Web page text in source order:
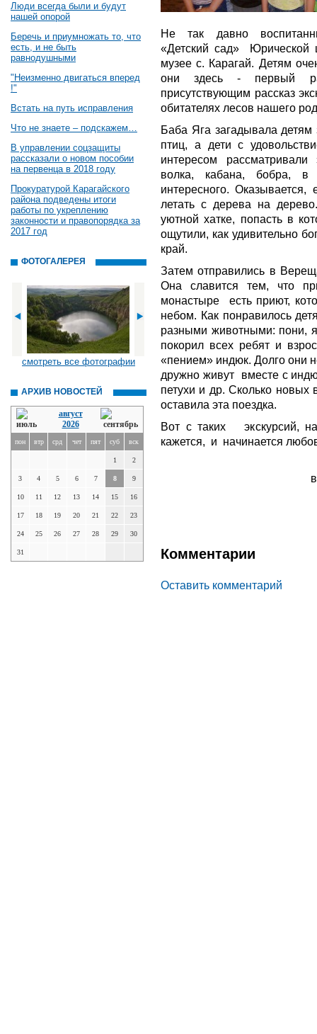
Люди всегда были и будут
нашей опорой
Беречь и приумножать то, что
есть, и не быть
равнодушными
"Неизменно двигаться вперед
!"
Встать на путь исправления
Что не знаете – подскажем…
В управлении соцзащиты
рассказали о новом пособии
на первенца в 2018 году
Прокуратурой Карагайского
района подведены итоги
работы по укреплению
законности и правопорядка за
2017 год
ФОТОГАЛЕРЕЯ
смотреть все фотографии
АРХИВ НОВОСТЕЙ
август
2026
пон втр срд чет пят суб вск
1 2
3 4 5 6 7 8 9
10 11 12 13 14 15 16
17 18 19 20 21 22 23
24 25 26 27 28 29 30
31
Не так давно
«Детский сад» Юрической
музее с. Карагай. Детям
они здесь - первый
присутствующим рассказ
обитателях лесов нашего
Баба Яга загадывала детям
птиц, а дети с
интересом
волка, кабана, бобра,
интересного.
летать с дерева на
уютной хатке, попасть в
ощутили, как удивительно
край.
Затем отправились в
Она славится тем, что
монастыре есть приют,
небом. Как понравилось
разными животными: пони,
покорил всех ребят и
«пением» индюк. Долго они
дружно живут вместе с
петухи и др. Сколько новых
оставила эта поездка.
Вот с таких экскурсий,
кажется, и начинается
Комментарии
Оставить комментарий